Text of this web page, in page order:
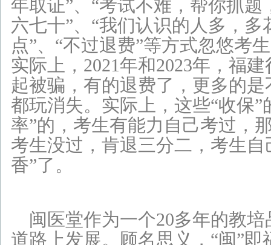
年取证”、“考试不难，帮你抓
六七十”、“我们认识的人多，多
点”、“不过退费”等方式忽悠考
实际上，2021年和2023年，福
起被骗，有的退费了，更多的
都玩消失。实际上，这些“收保”
率”的，考生有能力自己考过，
考生没过，肯退三分二，考生自
香”了。
闽医堂作为一个20多年的教培
道路上发展。顾名思义，“闽”